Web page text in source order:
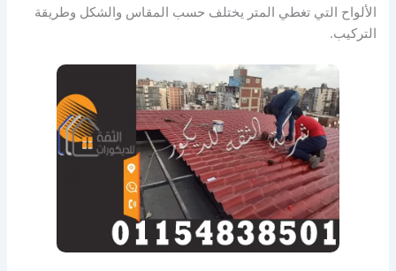
الألواح التي تغطي المتر يختلف حسب المقاس والشكل وطريقة
التركيب.